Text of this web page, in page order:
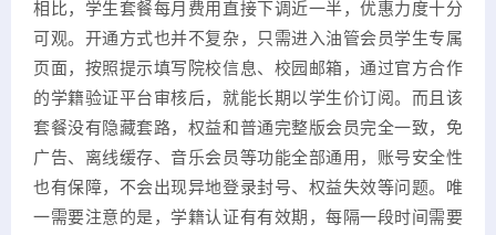
相比，学生套餐每月费用直接下调近一半，优惠力度十分
可观。开通方式也并不复杂，只需进入油管会员学生专属
页面，按照提示填写院校信息、校园邮箱，通过官方合作
的学籍验证平台审核后，就能长期以学生价订阅。而且该
套餐没有隐藏套路，权益和普通完整版会员完全一致，免
广告、离线缓存、音乐会员等功能全部通用，账号安全性
也有保障，不会出现异地登录封号、权益失效等问题。唯
一需要注意的是，学籍认证有有效期，每隔一段时间需要